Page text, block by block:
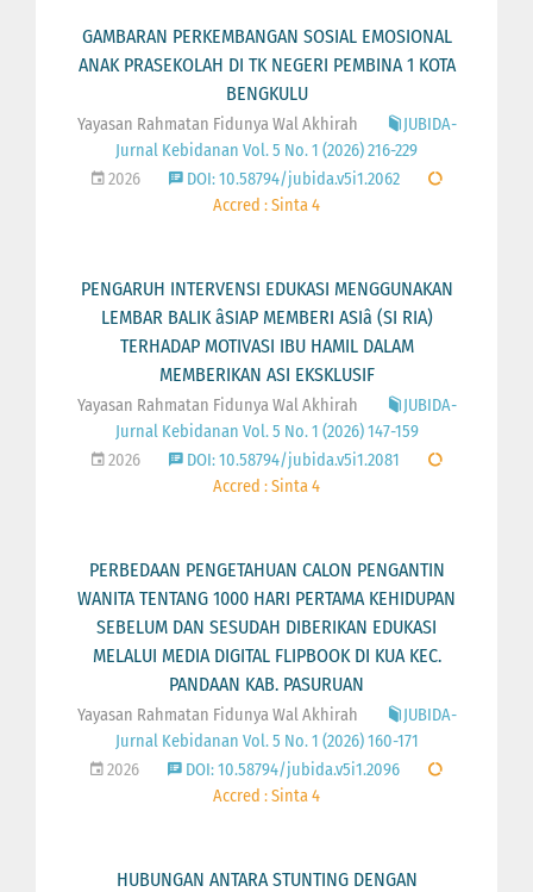
GAMBARAN PERKEMBANGAN SOSIAL EMOSIONAL
ANAK PRASEKOLAH DI TK NEGERI PEMBINA 1 KOTA
BENGKULU
Yayasan Rahmatan Fidunya Wal Akhirah
JUBIDA-
Jurnal Kebidanan Vol. 5 No. 1 (2026) 216-229
2026
DOI: 10.58794/jubida.v5i1.2062
Accred : Sinta 4
PENGARUH INTERVENSI EDUKASI MENGGUNAKAN
LEMBAR BALIK âSIAP MEMBERI ASIâ (SI RIA)
TERHADAP MOTIVASI IBU HAMIL DALAM
MEMBERIKAN ASI EKSKLUSIF
Yayasan Rahmatan Fidunya Wal Akhirah
JUBIDA-
Jurnal Kebidanan Vol. 5 No. 1 (2026) 147-159
2026
DOI: 10.58794/jubida.v5i1.2081
Accred : Sinta 4
PERBEDAAN PENGETAHUAN CALON PENGANTIN
WANITA TENTANG 1000 HARI PERTAMA KEHIDUPAN
SEBELUM DAN SESUDAH DIBERIKAN EDUKASI
MELALUI MEDIA DIGITAL FLIPBOOK DI KUA KEC.
PANDAAN KAB. PASURUAN
Yayasan Rahmatan Fidunya Wal Akhirah
JUBIDA-
Jurnal Kebidanan Vol. 5 No. 1 (2026) 160-171
2026
DOI: 10.58794/jubida.v5i1.2096
Accred : Sinta 4
HUBUNGAN ANTARA STUNTING DENGAN